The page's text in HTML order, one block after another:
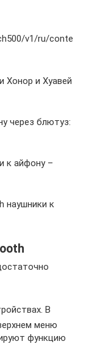
v1/ru/conte
Хонор и Хуавей
через блютуз:
к айфону –
наушники к
В
меню
функцию